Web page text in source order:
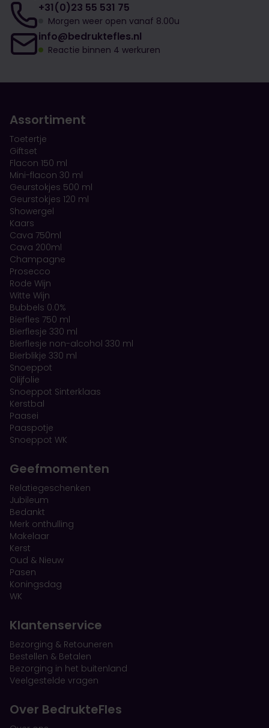
+31(0)23 55 531 75
Morgen weer open vanaf 8.00u
info@bedruktefles.nl
Reactie binnen 4 werkuren
Assortiment
Toetertje
Giftset
Flacon 150 ml
Mini-flacon 30 ml
Geurstokjes 500 ml
Geurstokjes 120 ml
Showergel
Kaars
Cava 750ml
Cava 200ml
Champagne
Prosecco
Rode Wijn
Witte Wijn
Bubbels 0.0%
Bierfles 750 ml
Bierflesje 330 ml
Bierflesje non-alcohol 330 ml
Bierblikje 330 ml
Snoeppot
Olijfolie
Snoeppot Sinterklaas
Kerstbal
Paasei
Paaspotje
Snoeppot WK
Geefmomenten
Relatiegeschenken
Jubileum
Bedankt
Merk onthulling
Makelaar
Kerst
Oud & Nieuw
Pasen
Koningsdag
WK
Klantenservice
Bezorging & Retouneren
Bestellen & Betalen
Bezorging in het buitenland
Veelgestelde vragen
Over BedrukteFles